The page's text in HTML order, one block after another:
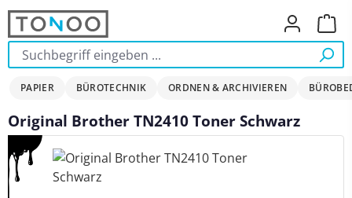
Zum Hauptinhalt springen
PAPIER BÜROTECHNIK ORDNEN & ARCHIVIEREN
Original Brother TN2410 Toner Schwarz
Bildergalerie überspringen